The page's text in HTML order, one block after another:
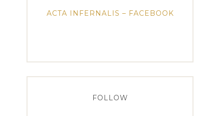
ACTA INFERNALIS – FACEBOOK
FOLLOW